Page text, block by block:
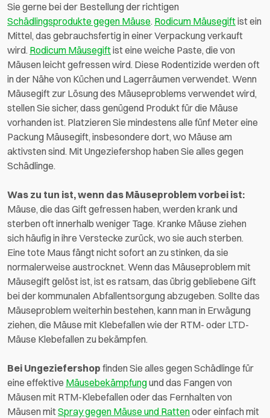
Sie gerne bei der Bestellung der richtigen
Schädlingsprodukte gegen Mäuse. Rodicum Mäusegiftist ein
Mittel, das gebrauchsfertig in einer Verpackung verkauft
wird. Rodicum Mäusegiftist eine weiche Paste, die von
Mäusen leicht gefressen wird. Diese Rodentizide werden oft
in der Nähe von Küchen und Lagerräumen verwendet. Wenn
Mäusegift zur Lösung des Mäuseproblems verwendet wird,
stellen Sie sicher, dass genügend Produkt für die Mäuse
vorhanden ist. Platzieren Sie mindestens alle fünf Meter eine
Packung Mäusegift, insbesondere dort, wo Mäuse am
aktivsten sind. Mit Ungeziefershop haben Sie alles gegen
Schädlinge.
Was zu tun ist, wenn das Mäuseproblem vorbei ist:
Mäuse, die das Gift gefressen haben, werden krank und
sterben oft innerhalb weniger Tage. Kranke Mäuse ziehen
sich häufig in ihre Verstecke zurück, wo sie auch sterben.
Eine tote Maus fängt nicht sofort an zu stinken, da sie
normalerweise austrocknet. Wenn das Mäuseproblem mit
Mäusegift gelöst ist, ist es ratsam, das übrig gebliebene Gift
bei der kommunalen Abfallentsorgung abzugeben. Sollte das
Mäuseproblem weiterhin bestehen, kann man in Erwägung
ziehen, die Mäuse mit Klebefallen wie der RTM- oder LTD-
Mäuse Klebefallen zu bekämpfen.
Bei Ungeziefershop finden Sie alles gegen Schädlinge für
eine effektive Mäusebekämpfungund das Fangen von
Mäusen mit RTM-Klebefallen oder das Fernhalten von
Mäusen mitSpray gegen Mäuse und Rattenoder einfach mit